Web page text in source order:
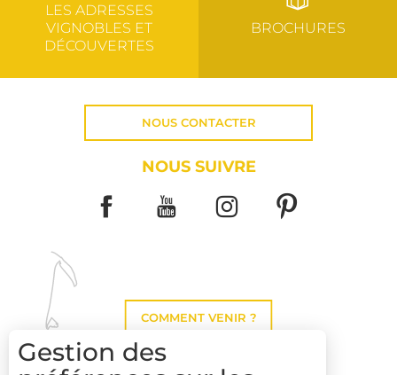
LES ADRESSES
VIGNOBLES ET
DÉCOUVERTES
BROCHURES
NOUS CONTACTER
NOUS SUIVRE
COMMENT VENIR ?
Gestion des